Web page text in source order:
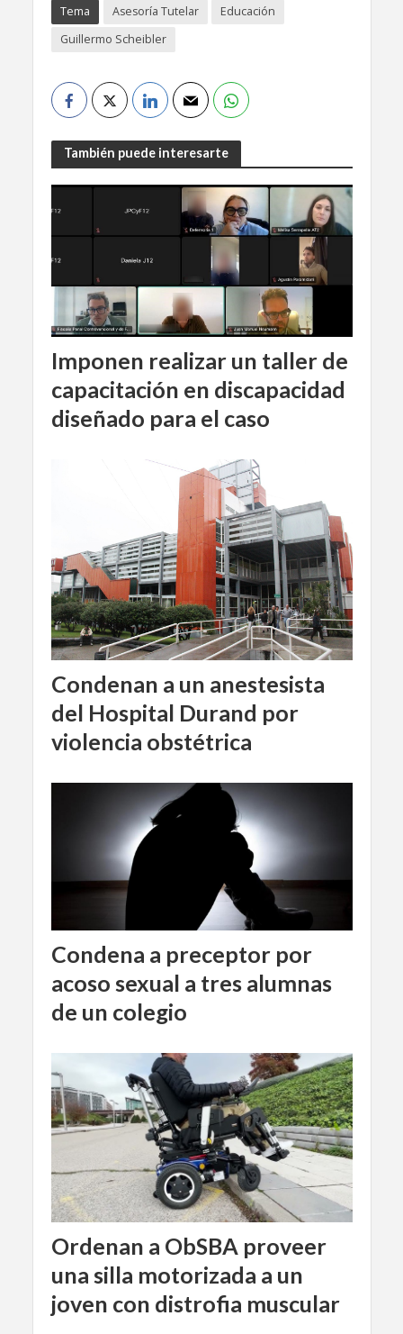
Tema Asesoría Tutelar
Educación
Guillermo Scheibler
También puede interesarte
Imponen realizar un taller de
capacitación en discapacidad
diseñado para el caso
Condenan a un anestesista
del Hospital Durand por
violencia obstétrica
Condena a preceptor por
acoso sexual a tres alumnas
de un colegio
Ordenan a ObSBA proveer
una silla motorizada a un
joven con distrofia muscular